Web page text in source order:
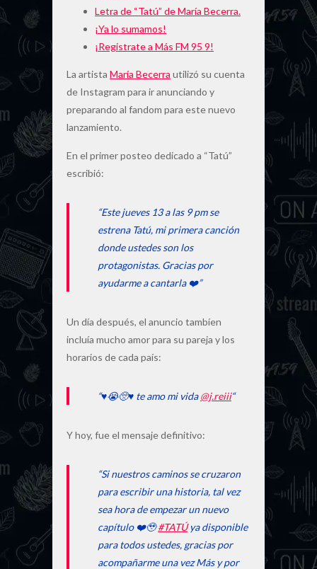
Letra de “Tatú” de María Becerra.
¡Ya lo sumamos!
¡Registrate a Más FM 95 9!
La artista María Becerra utilizó su cuenta
de Instagram para ir anunciando y
preparando al fandom para este nuevo
lanzamiento.
En el primer posteo dedicado a “Tatú”
escribió:
“Este jueves 13 a las 9 pm se
estrena Tatú, mi primera canción
donde ustedes son los
protagonistas. Gracias por
ayudarme a cantarla ❤️”
Un día después, el anuncio tambíen
incluía mucho amor para su pareja y los
horarios de cada país:
“♥️😭🥺♥️ te amo mi vida@j.reiii“
Y hoy, fue el mensaje definitivo:
“Si nuestros caminos se cruzaron
para escribir una historia, tal vez
sea hora de empezar un nuevo
capítulo ❤️🥹#TATÚya disponible
para todos ustedes, gracias por
acompañarme una vez Más y por